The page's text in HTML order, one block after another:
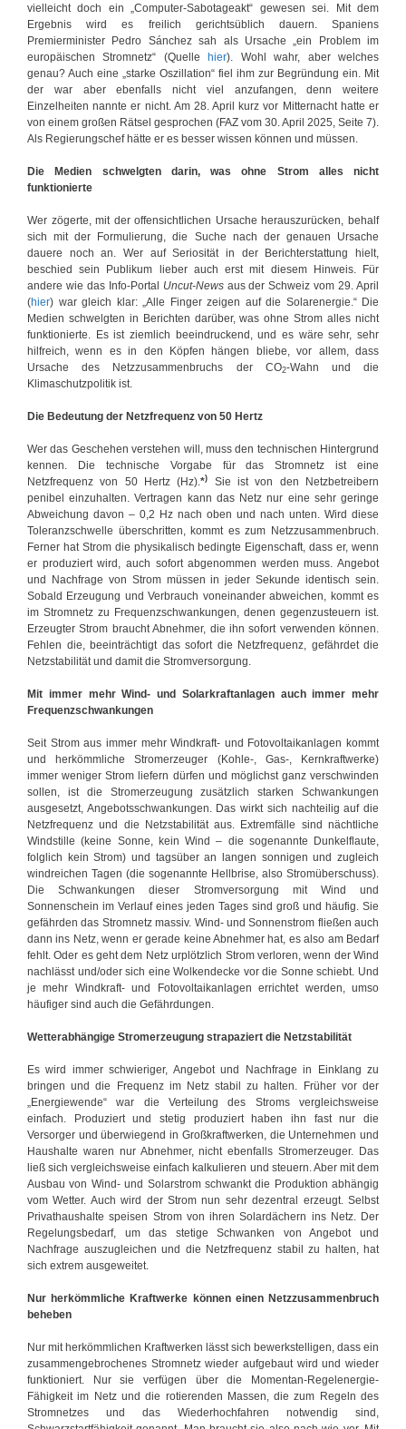
vielleicht doch ein „Computer-Sabotageakt“ gewesen sei. Mit dem
Ergebnis wird es freilich gerichtsüblich dauern. Spaniens
Premierminister Pedro Sánchez sah als Ursache „ein Problem im
europäischen Stromnetz“ (Quelle
hier). Wohl wahr, aber welches
genau? Auch eine „starke Oszillation“ fiel ihm zur Begründung ein. Mit
der war aber ebenfalls nicht viel anzufangen, denn weitere
Einzelheiten nannte er nicht. Am 28. April kurz vor Mitternacht hatte er
von einem großen Rätsel gesprochen (FAZ vom 30. April 2025, Seite 7).
Als Regierungschef hätte er es besser wissen können und müssen.
Die Medien schwelgten darin, was ohne Strom alles nicht
funktionierte
Wer zögerte, mit der offensichtlichen Ursache herauszurücken, behalf
sich mit der Formulierung, die Suche nach der genauen Ursache
dauere noch an. Wer auf Seriosität in der Berichterstattung hielt,
beschied sein Publikum lieber auch erst mit diesem Hinweis. Für
andere wie das Info-Portal Uncut-Newsaus der Schweiz vom 29. April
(hier) war gleich klar: „Alle Finger zeigen auf die Solarenergie.“ Die
Medien schwelgten in Berichten darüber, was ohne Strom alles nicht
funktionierte. Es ist ziemlich beeindruckend, und es wäre sehr, sehr
hilfreich, wenn es in den Köpfen hängen bliebe, vor allem, dass
Ursache des Netzzusammenbruchs der CO2-Wahn und die
Klimaschutzpolitik ist.
Die Bedeutung der Netzfrequenz von 50 Hertz
Wer das Geschehen verstehen will, muss den technischen Hintergrund
kennen. Die technische Vorgabe für das Stromnetz ist eine
Netzfrequenz von 50 Hertz (Hz).*)
Sie ist von den Netzbetreibern
penibel einzuhalten. Vertragen kann das Netz nur eine sehr geringe
Abweichung davon – 0,2 Hz nach oben und nach unten. Wird diese
Toleranzschwelle überschritten, kommt es zum Netzzusammenbruch.
Ferner hat Strom die physikalisch bedingte Eigenschaft, dass er, wenn
er produziert wird, auch sofort abgenommen werden muss. Angebot
und Nachfrage von Strom müssen in jeder Sekunde identisch sein.
Sobald Erzeugung und Verbrauch voneinander abweichen, kommt es
im Stromnetz zu Frequenzschwankungen, denen gegenzusteuern ist.
Erzeugter Strom braucht Abnehmer, die ihn sofort verwenden können.
Fehlen die, beeinträchtigt das sofort die Netzfrequenz, gefährdet die
Netzstabilität und damit die Stromversorgung.
Mit immer mehr Wind- und Solarkraftanlagen auch immer mehr
Frequenzschwankungen
Seit Strom aus immer mehr Windkraft- und Fotovoltaikanlagen kommt
und herkömmliche Stromerzeuger (Kohle-, Gas-, Kernkraftwerke)
immer weniger Strom liefern dürfen und möglichst ganz verschwinden
sollen, ist die Stromerzeugung zusätzlich starken Schwankungen
ausgesetzt, Angebotsschwankungen. Das wirkt sich nachteilig auf die
Netzfrequenz und die Netzstabilität aus. Extremfälle sind nächtliche
Windstille (keine Sonne, kein Wind – die sogenannte Dunkelflaute,
folglich kein Strom) und tagsüber an langen sonnigen und zugleich
windreichen Tagen (die sogenannte Hellbrise, also Stromüberschuss).
Die Schwankungen dieser Stromversorgung mit Wind und
Sonnenschein im Verlauf eines jeden Tages sind groß und häufig. Sie
gefährden das Stromnetz massiv. Wind- und Sonnenstrom fließen auch
dann ins Netz, wenn er gerade keine Abnehmer hat, es also am Bedarf
fehlt. Oder es geht dem Netz urplötzlich Strom verloren, wenn der Wind
nachlässt und/oder sich eine Wolkendecke vor die Sonne schiebt. Und
je mehr Windkraft- und Fotovoltaikanlagen errichtet werden, umso
häufiger sind auch die Gefährdungen.
Wetterabhängige Stromerzeugung strapaziert die Netzstabilität
Es wird immer schwieriger, Angebot und Nachfrage in Einklang zu
bringen und die Frequenz im Netz stabil zu halten. Früher vor der
„Energiewende“ war die Verteilung des Stroms vergleichsweise
einfach. Produziert und stetig produziert haben ihn fast nur die
Versorger und überwiegend in Großkraftwerken, die Unternehmen und
Haushalte waren nur Abnehmer, nicht ebenfalls Stromerzeuger. Das
ließ sich vergleichsweise einfach kalkulieren und steuern. Aber mit dem
Ausbau von Wind- und Solarstrom schwankt die Produktion abhängig
vom Wetter. Auch wird der Strom nun sehr dezentral erzeugt. Selbst
Privathaushalte speisen Strom von ihren Solardächern ins Netz. Der
Regelungsbedarf, um das stetige Schwanken von Angebot und
Nachfrage auszugleichen und die Netzfrequenz stabil zu halten, hat
sich extrem ausgeweitet.
Nur herkömmliche Kraftwerke können einen Netzzusammenbruch
beheben
Nur mit herkömmlichen Kraftwerken lässt sich bewerkstelligen, dass ein
zusammengebrochenes Stromnetz wieder aufgebaut wird und wieder
funktioniert. Nur sie verfügen über die Momentan-Regelenergie-
Fähigkeit im Netz und die rotierenden Massen, die zum Regeln des
Stromnetzes und das Wiederhochfahren notwendig sind,